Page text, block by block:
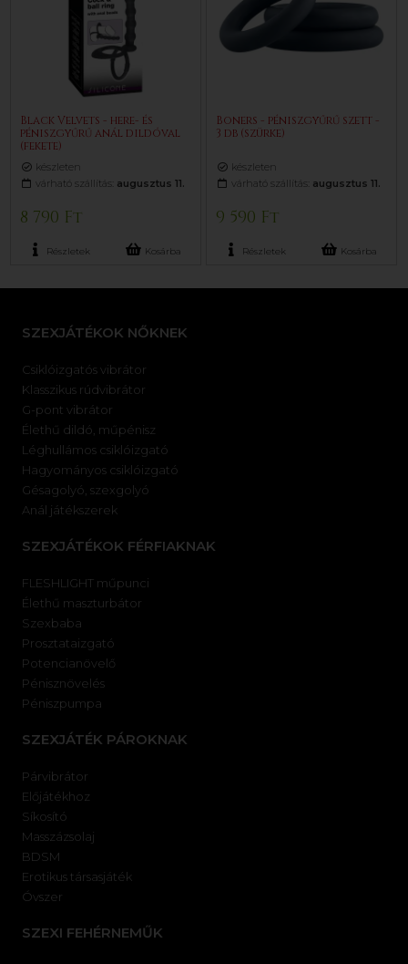
Black Velvets - here- és
péniszgyűrű anál dildóval
(fekete)
készleten
várható szállítás: augusztus 11.
8 790 Ft
Részletek Kosárba
Boners - péniszgyűrű szett -
3 db (szürke)
készleten
várható szállítás: augusztus 11.
9 590 Ft
Részletek Kosárba
SZEXJÁTÉKOK NŐKNEK
Csiklóizgatós vibrátor
Klasszikus rúdvibrátor
G-pont vibrátor
Élethű dildó, műpénisz
Léghullámos csiklóizgató
Hagyományos csiklóizgató
Gésagolyó, szexgolyó
Anál játékszerek
SZEXJÁTÉKOK FÉRFIAKNAK
FLESHLIGHT műpunci
Élethű maszturbátor
Szexbaba
Prosztataizgató
Potencianövelő
Pénisznövelés
Péniszpumpa
SZEXJÁTÉK PÁROKNAK
Párvibrátor
Előjátékhoz
Síkosító
Masszázsolaj
BDSM
Erotikus társasjáték
Óvszer
SZEXI FEHÉRNEMŰK